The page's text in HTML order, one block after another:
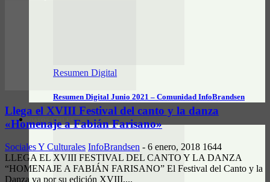
Resumen Digital
Resumen Digital Junio 2021 – Comunidad InfoBrandsen
DATOS ÚTILES
Llega el XVIII Festival del canto y la danza
«Homenaje a Fabián Farisano»
Sociales Y Culturales InfoBrandsen - 6 enero, 2018 1644
LLEGA EL XVIII FESTIVAL DEL CANTO Y LA DANZA
“HOMENAJE A FABIÁN FARISANO” El Festival del Canto y la
Danza va por su edición XVIII,...